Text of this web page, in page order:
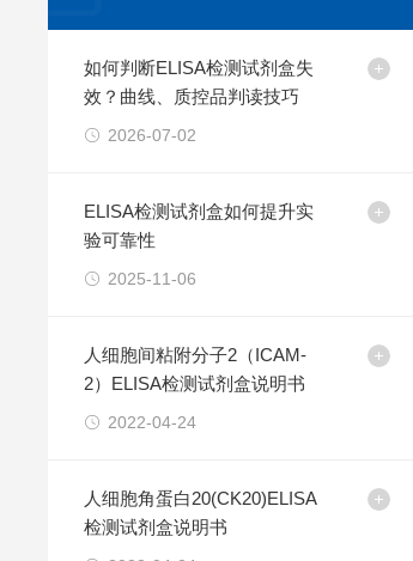
如何判断ELISA检测试剂盒失
效？曲线、质控品判读技巧
2026-07-02
ELISA检测试剂盒如何提升实
验可靠性
2025-11-06
人细胞间粘附分子2（ICAM-
2）ELISA检测试剂盒说明书
2022-04-24
人细胞角蛋白20(CK20)ELISA
检测试剂盒说明书